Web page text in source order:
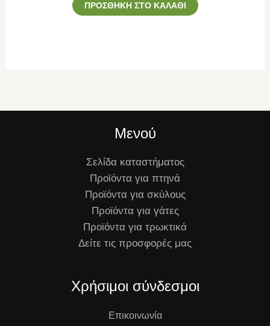
ΠΡΟΣΘΉΚΗ ΣΤΟ ΚΑΛΆΘΙ
Μενού
Σελίδα καταστήματος
Προϊόντα για πτηνά
Προϊόντα για σκύλους
Προϊόντα για γάτες
Προϊόντα για τρωκτικά
Δείτε τις προσφορές μας
Χρήσιμοι σύνδεσμοι
Επικοινωνία